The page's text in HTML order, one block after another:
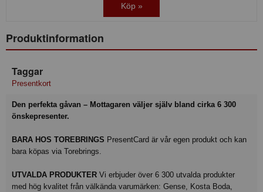
Köp »
Produktinformation
Taggar
Presentkort
Den perfekta gåvan – Mottagaren väljer själv bland cirka 6 300
önskepresenter.
BARA HOS TOREBRINGS PresentCard är vår egen produkt och kan
bara köpas via Torebrings.
UTVALDA PRODUKTER Vi erbjuder över 6 300 utvalda produkter
med hög kvalitet från välkända varumärken: Gense, Kosta Boda,